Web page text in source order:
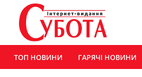
ТОП НОВИНИ ГАРЯЧІ НОВИНИ